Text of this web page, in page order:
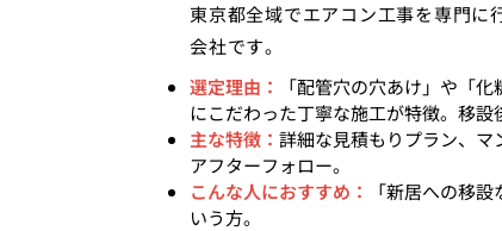
東京都全域でエアコン工事を専門に
会社です。
選定理由：
「配管穴の穴あけ」や「
にこだわった丁寧な施工が特徴。移設
主な特徴： 詳細な見積もりプラン、
アフターフォロー。
こんな人におすすめ：
「新居への移
いう方。